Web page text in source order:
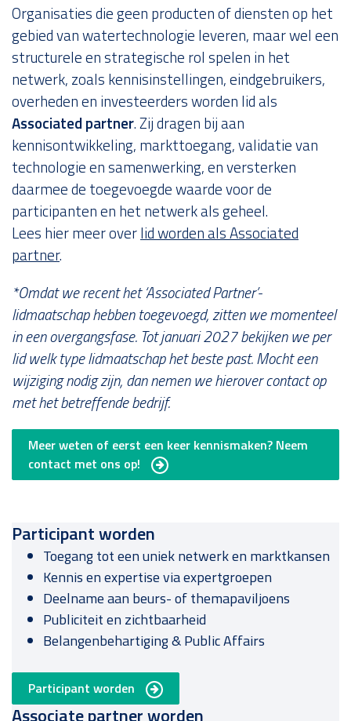
Organisaties die geen producten of diensten op het
gebied van watertechnologie leveren, maar wel een
structurele en strategische rol spelen in het
netwerk, zoals kennisinstellingen, eindgebruikers,
overheden en investeerders worden lid als
Associated partner. Zij dragen bij aan
kennisontwikkeling, markttoegang, validatie van
technologie en samenwerking, en versterken
daarmee de toegevoegde waarde voor de
participanten en het netwerk als geheel.
Lees hier meer overlid worden als Associated
partner.
*Omdat we recent het ‘Associated Partner’-
lidmaatschap hebben toegevoegd, zitten we momenteel
in een overgangsfase. Tot januari 2027 bekijken we per
lid welk type lidmaatschap het beste past. Mocht een
wijziging nodig zijn, dan nemen we hierover contact op
met het betreffende bedrijf.
Meer weten of eerst een keer kennismaken? Neem
contact met ons op!
Participant worden
Toegang tot een uniek netwerk en marktkansen
Kennis en expertise via expertgroepen
Deelname aan beurs- of themapaviljoens
Publiciteit en zichtbaarheid
Belangenbehartiging & Public Affairs
Participant worden
Associate partner worden